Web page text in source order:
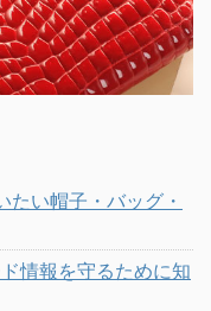
い帽子・バッグ・
情報を守るために知